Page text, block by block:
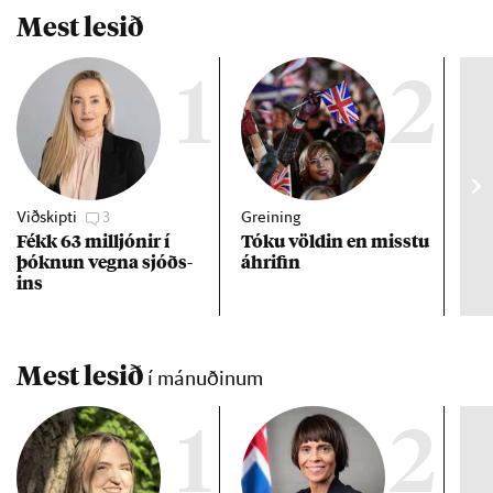
Mest lesið
1
Viðskipti 3
Fékk 63 millj­ón­ir í
þókn­un vegna sjóðs­
ins
2
Greining
Tóku völd­in en misstu
áhrif­in
Mest lesið í mánuðinum
1 2